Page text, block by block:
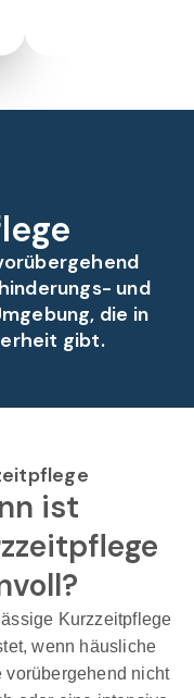
und
die in
gibt.
ist
Kurzzeitpflege
wenn häusliche
vorübergehend nicht